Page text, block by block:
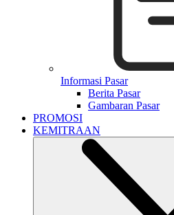
Informasi Pasar
Berita Pasar
Gambaran Pasar
PROMOSI
KEMITRAAN